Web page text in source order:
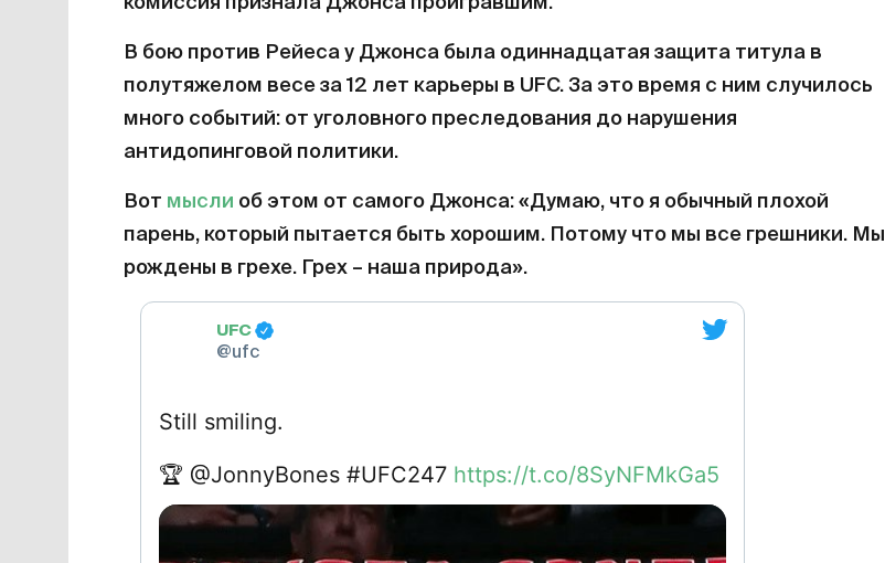
В бою против Рейеса у Джонса была одиннадцатая защита титула в
полутяжелом весе за 12 лет карьеры в UFC. За это время с ним случилось
много событий: от уголовного преследования до нарушения
антидопинговой политики.
Вот мысли об этом от самого Джонса: «Думаю, что я обычный плохой
парень, который пытается быть хорошим. Потому что мы все грешники. Мы
рождены в грехе. Грех – наша природа».
UFC
@ufc
Still smiling.
🏆 @JonnyBones #UFC247 https://t.co/8SyNFMkGa5